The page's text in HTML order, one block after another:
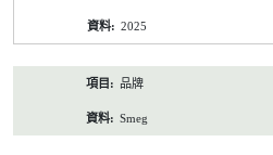
2025
品牌
Smeg